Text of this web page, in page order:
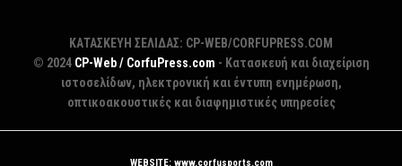
ΚΑΤΑΣΚΕΥΗ ΣΕΛΙΔΑΣ: CP-WEB/CORFUPRESS.COM
© 2024 CP-Web / CorfuPress.com - Κατασκευή και διαχείριση
ιστοσελίδων, ηλεκτρονική και έντυπη ενημέρωση,
οπτικοακουστικές και διαφημιστικές υπηρεσίες
WEBSITE: www.corfusports.com